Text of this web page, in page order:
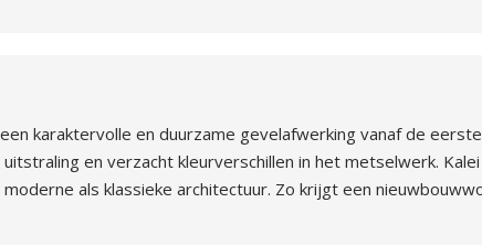
karaktervolle en duurzame gevelafwerking vanaf de
en verzacht kleurverschillen in het metselwerk.
als klassieke architectuur. Zo krijgt een